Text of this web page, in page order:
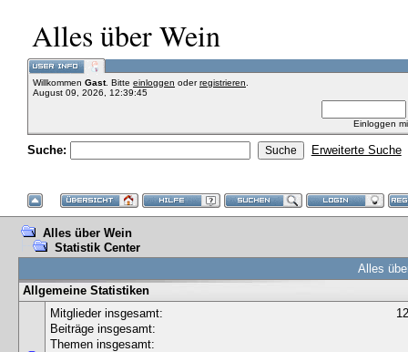
Alles über Wein
Willkommen Gast. Bitte einloggen oderregistrieren
August 09, 2026, 12:39:45
Einloggen
Suche: Erweiterte Suche
Alles über Wein
Statistik Center
Alles
Allgemeine Statistiken
Mitglieder insgesamt:
Beiträge insgesamt:
Themen insgesamt: